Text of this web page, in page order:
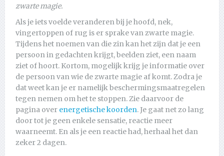
zwarte magie.
Als je iets voelde veranderen bij je hoofd, nek,
vingertoppen of rug is er sprake van zwarte magie.
Tijdens het noemen van die zin kan het zijn dat je een
persoon in gedachten krijgt, beelden ziet, een naam
ziet of hoort. Kortom, mogelijk krijg je informatie over
de persoon van wie de zwarte magie af komt. Zodra je
dat weet kan je er namelijk beschermingsmaatregelen
tegen nemen om het te stoppen. Zie daarvoor de
pagina over energetische koorden. Je gaat net zo lang
door tot je geen enkele sensatie, reactie meer
waarneemt. En als je een reactie had, herhaal het dan
zeker 2 dagen.